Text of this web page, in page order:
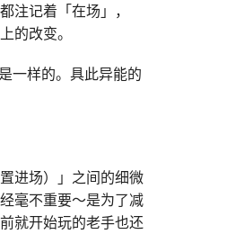
注记着「在场」，
的改变。
一样的。具此异能的
进场）」之间的细微
毫不重要～是为了减
就开始玩的老手也还